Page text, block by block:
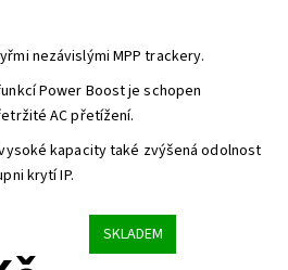
nezávislými MPP trackery.
Power Boost je schopen
AC přetížení.
kapacity také zvýšená odolnost
krytí IP.
SKLADEM